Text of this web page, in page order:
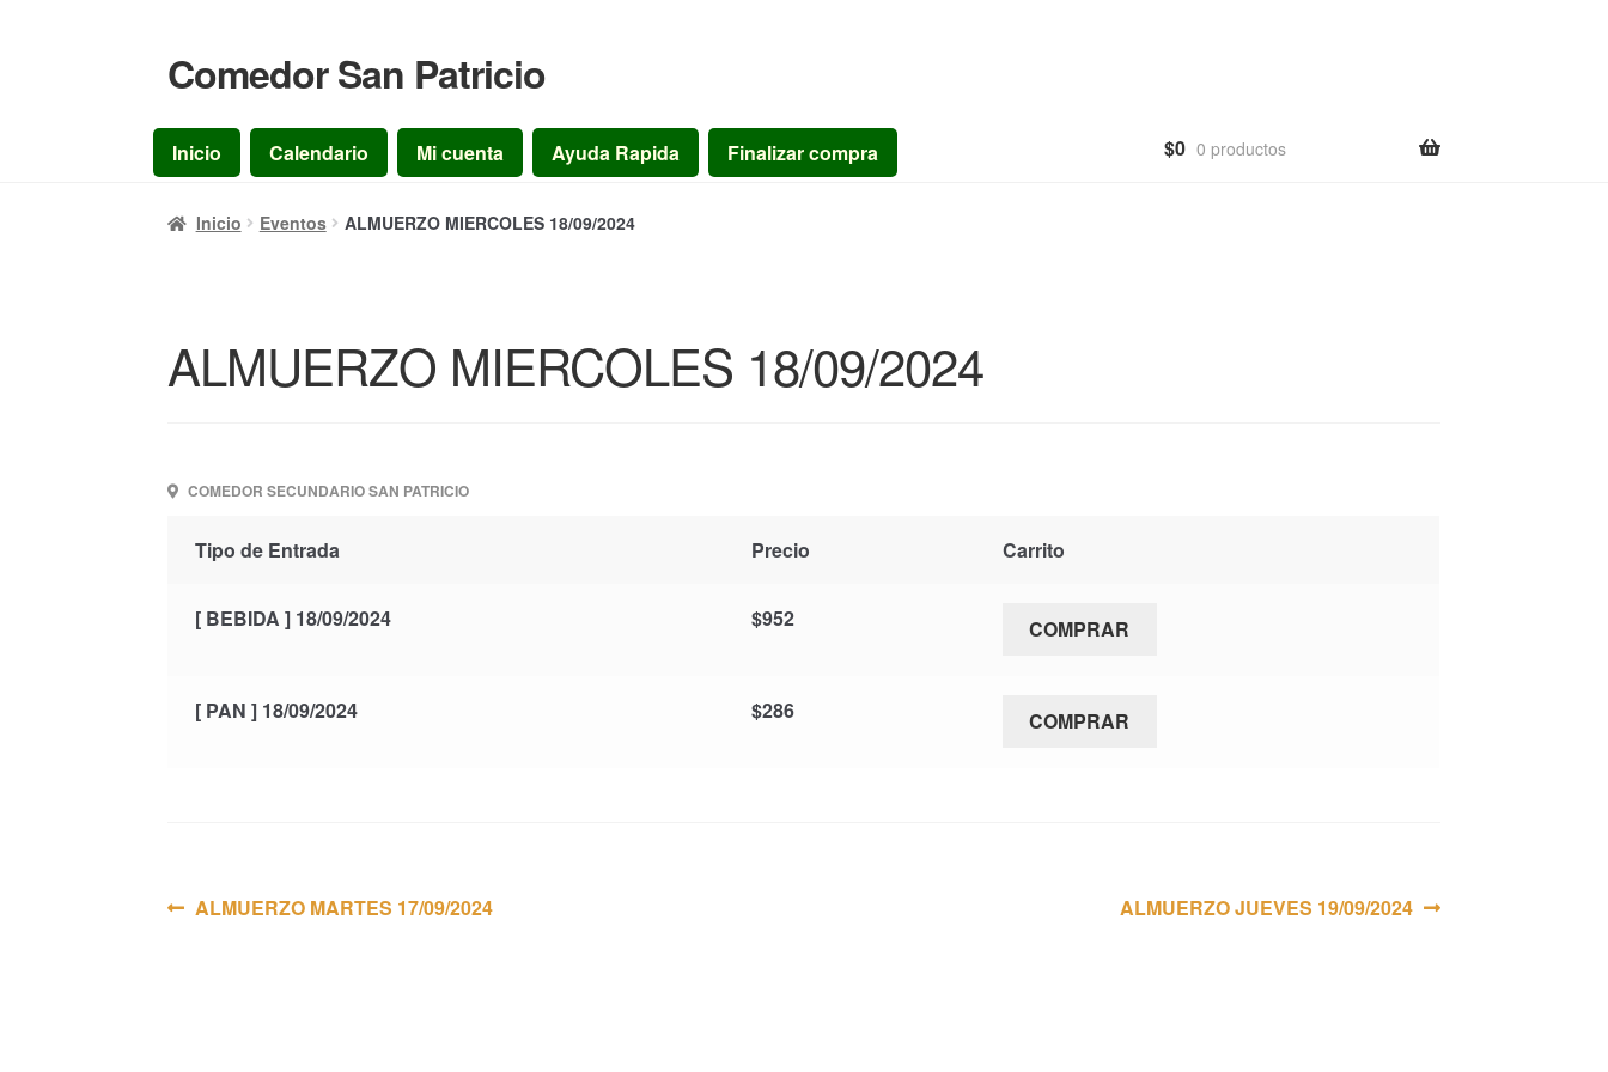
Ir
a
la
navegación
Ir
al
contenido
Comedor San Patricio
Inicio Calendario Mi cuenta Ayuda Rapida Finalizar compra $0 0 productos
Inicio Eventos ALMUERZO MIERCOLES 18/09/2024
ALMUERZO MIERCOLES 18/09/2024
COMEDOR SECUNDARIO SAN PATRICIO
Tipo de Entrada Precio Carrito
[ BEBIDA ] 18/09/2024 $952 COMPRAR
[ PAN ] 18/09/2024 $286 COMPRAR
Navegación
Anterior:
ALMUERZO MARTES 17/09/2024 Siguiente:
ALMUERZO JUEVES 19/09/2024